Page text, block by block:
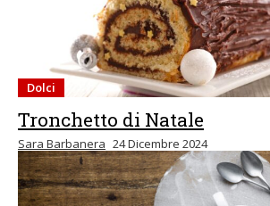
Dolci
Tronchetto di Natale
Sara Barbanera 24 Dicembre 2024